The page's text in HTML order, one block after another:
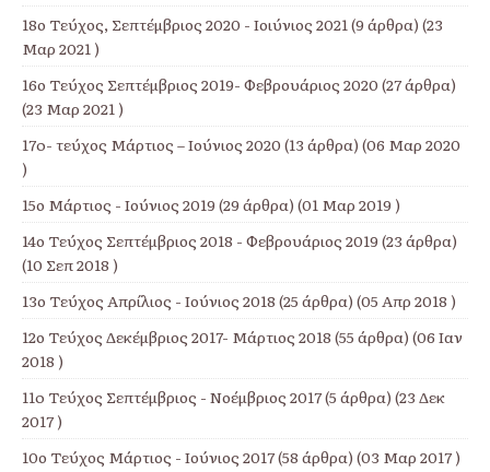
18ο Τεύχος, Σεπτέμβριος 2020 - Ιοιύνιος 2021 (9 άρθρα) (23
Μαρ 2021 )
16ο Τεύχος Σεπτέμβριος 2019- Φεβρουάριος 2020 (27 άρθρα)
(23 Μαρ 2021 )
17o- τεύχος Μάρτιος – Ιούνιος 2020 (13 άρθρα) (06 Μαρ 2020
)
15ο Μάρτιος - Ιούνιος 2019 (29 άρθρα) (01 Μαρ 2019 )
14ο Τεύχος Σεπτέμβριος 2018 - Φεβρουάριος 2019 (23 άρθρα)
(10 Σεπ 2018 )
13ο Τεύχος Απρίλιος - Ιούνιος 2018 (25 άρθρα) (05 Απρ 2018 )
12ο Τεύχος Δεκέμβριος 2017- Μάρτιος 2018 (55 άρθρα) (06 Ιαν
2018 )
11o Τεύχος Σεπτέμβριος - Νοέμβριος 2017(5 άρθρα) (23 Δεκ
2017 )
10ο Τεύχος Μάρτιος - Ιούνιος 2017(58 άρθρα) (03 Μαρ 2017 )